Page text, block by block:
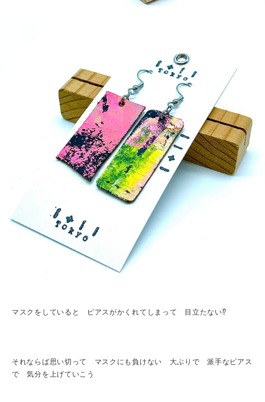
マスクをしていると ピアスがかくれてしまって 目立たない⁉︎
それならば思い切って マスクにも負けない 大ぶりで 派手なピアス
で 気分を上げていこう